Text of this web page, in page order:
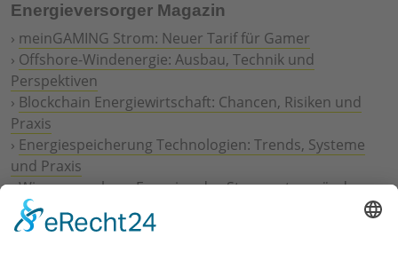
Energieversorger Magazin
› meinGAMING Strom: Neuer Tarif für Gamer
› Offshore-Windenergie: Ausbau, Technik und
Perspektiven
› Blockchain Energiewirtschaft: Chancen, Risiken und
Praxis
› Energiespeicherung Technologien: Trends, Systeme
und Praxis
›Wie erneuerbare Energien das Stromnetz verändern
Digitalisierung Energiewirtschaft: Effizienz, Netze und
Prozesse